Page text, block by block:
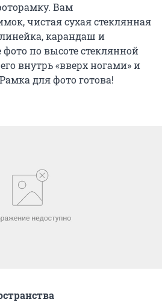
Вам
чистая сухая стеклянная
линейка, карандаш и
по высоте стеклянной
внутрь «вверх ногами» и
для фото готова!